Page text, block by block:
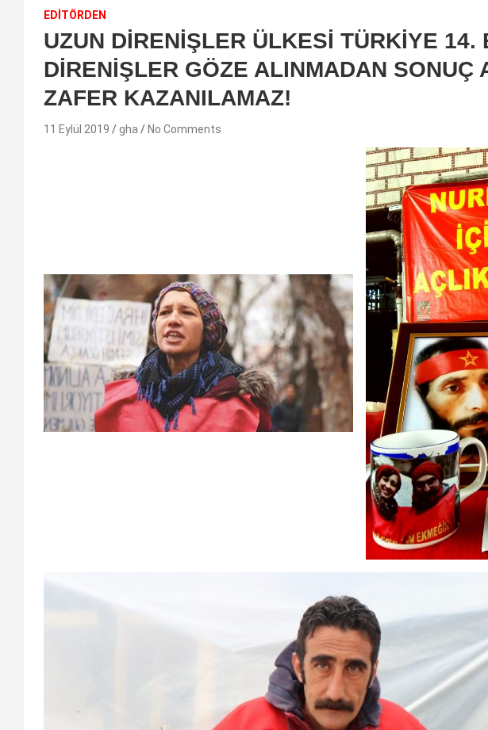
EDİTÖRDEN
UZUN DİRENİŞLER ÜLKESİ TÜRKİYE 14.
DİRENİŞLER GÖZE ALINMADAN SONUÇ
ZAFER KAZANILAMAZ!
11 Eylül 2019 gha No Comments